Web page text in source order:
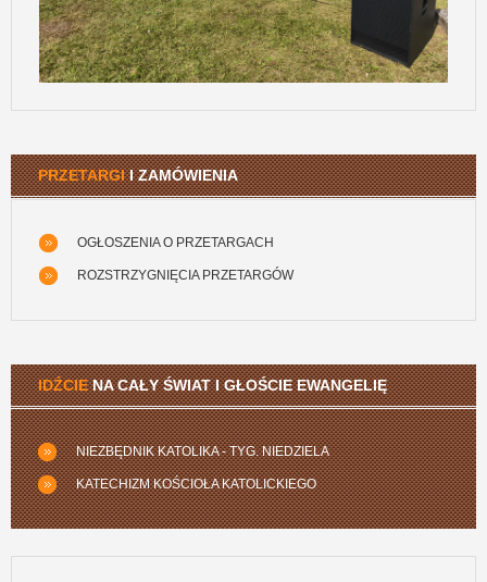
PRZETARGII ZAMÓWIENIA
OGŁOSZENIA O PRZETARGACH
ROZSTRZYGNIĘCIA PRZETARGÓW
IDŹCIENA CAŁY ŚWIAT I GŁOŚCIE EWANGELIĘ
NIEZBĘDNIK KATOLIKA - TYG. NIEDZIELA
KATECHIZM KOŚCIOŁA KATOLICKIEGO